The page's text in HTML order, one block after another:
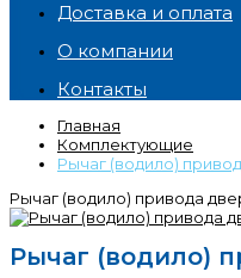
Доставка и оплата
О компании
Контакты
Главная
Комплектующие
Рычаг (водило)
Рычаг (водило) привода
Рычаг (водило)